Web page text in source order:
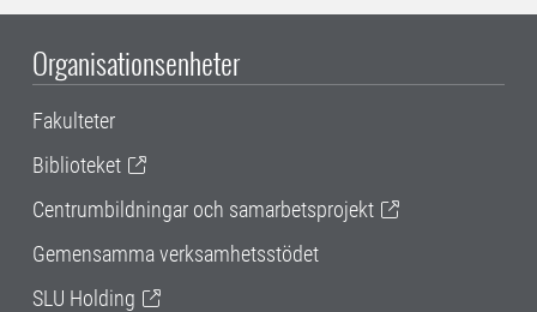
Organisationsenheter
Fakulteter
Biblioteket
Centrumbildningar och samarbetsprojekt
Gemensamma verksamhetsstödet
SLU Holding